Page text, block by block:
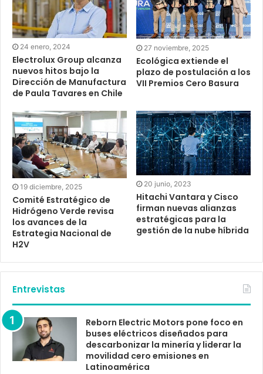
24 enero, 2024
Electrolux Group alcanza
nuevos hitos bajo la
Dirección de Manufactura
de Paula Tavares en Chile
27 noviembre, 2025
Ecológica extiende el
plazo de postulación a los
VII Premios Cero Basura
19 diciembre, 2025
Comité Estratégico de
Hidrógeno Verde revisa
los avances de la
Estrategia Nacional de
H2V
20 junio, 2023
Hitachi Vantara y Cisco
firman nuevas alianzas
estratégicas para la
gestión de la nube híbrida
Entrevistas
Reborn Electric Motors pone foco en
buses eléctricos diseñados para
descarbonizar la minería y liderar la
movilidad cero emisiones en
Latinoamérica